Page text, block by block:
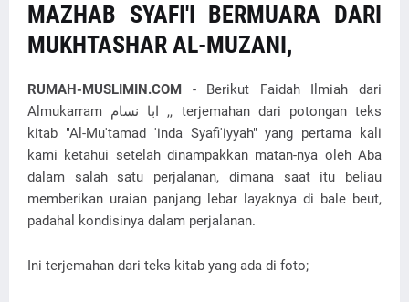
MAZHAB SYAFI'I BERMUARA DARI
MUKHTASHAR AL-MUZANI,
RUMAH-MUSLIMIN.COM - Berikut Faidah Ilmiah dari
Almukarram ابا نسام ,, terjemahan dari potongan teks
kitab "Al-Mu'tamad 'inda Syafi'iyyah" yang pertama kali
kami ketahui setelah dinampakkan matan-nya oleh Aba
dalam salah satu perjalanan, dimana saat itu beliau
memberikan uraian panjang lebar layaknya di bale beut,
padahal kondisinya dalam perjalanan.
Ini terjemahan dari teks kitab yang ada di foto;